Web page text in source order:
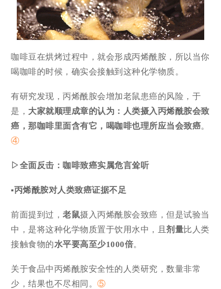
咖啡豆在烘烤过程中，就会形成丙烯酰胺，所以当你
喝咖啡的时候，确实会接触到这种化学物质。
有研究发现，丙烯酰胺会增加老鼠患癌的风险，于
是， 大家就顺理成章的认为：人类摄入丙烯酰胺会致
癌，那咖啡里面含有它，喝咖啡也理所应当会致癌。
④
▷全面反击：咖啡致癌实属危言耸听
▪丙烯酰胺对人类致癌证据不足
前面提到过，老鼠摄入丙烯酰胺会致癌，但是试验当
中，是将这种化学物质置于饮用水中，且剂量比人类
接触食物的水平要高至少1000倍。
关于食品中丙烯酰胺安全性的人类研究，数量非常
少，结果也不尽相同。⑤